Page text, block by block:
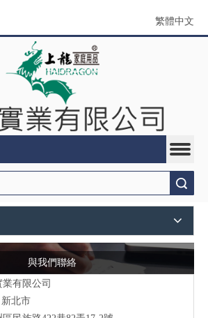
繁體中文
與我們聯絡
有限公司
北市